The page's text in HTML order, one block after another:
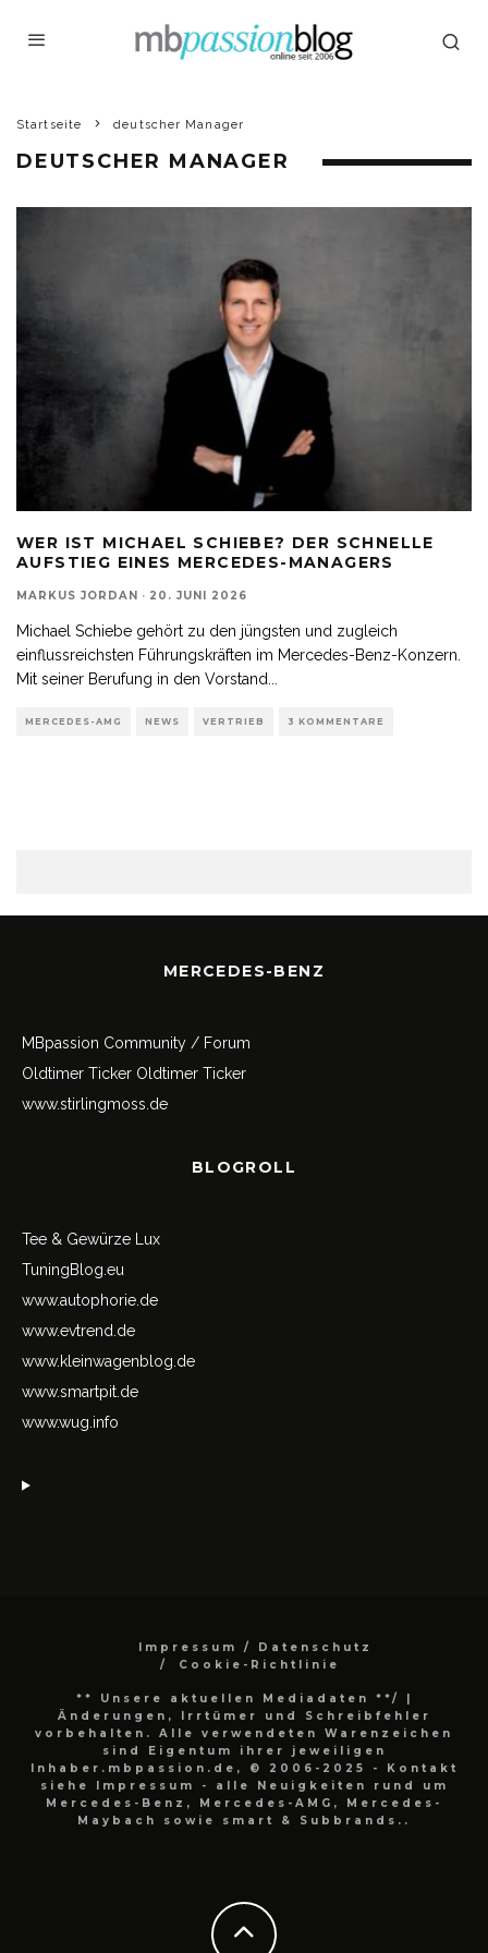
Startseite deutscher Manager
DEUTSCHER MANAGER
WER IST MICHAEL SCHIEBE? DER SCHNELLE
AUFSTIEG EINES MERCEDES-MANAGERS
MARKUS JORDAN · 20. JUNI 2026
Michael Schiebe gehört zu den jüngsten und zugleich
einflussreichsten Führungskräften im Mercedes-Benz-Konzern.
Mit seiner Berufung in den Vorstand
MERCEDES-AMG NEWS VERTRIEB 3 KOMMENTARE
MERCEDES-BENZ
MBpassion Community / Forum
Oldtimer Ticker Oldtimer Ticker
www.stirlingmoss.de
BLOGROLL
Tee & Gewürze Lux
TuningBlog.eu
www.autophorie.de
www.evtrend.de
www.kleinwagenblog.de
www.smartpit.de
www.wug.info
Impressum / Datenschutz
Cookie-Richtlinie
** Unsere aktuellen Mediadaten **/
|
Änderungen, Irrtümer und Schreibfehler
vorbehalten. Alle verwendeten Warenzeichen
sind Eigentum ihrer jeweiligen
Inhaber.mbpassion.de, © 2006-2025 - Kontakt
siehe Impressum - alle Neuigkeiten rund um
Mercedes-Benz, Mercedes-AMG, Mercedes-
Maybach sowie smart & Subbrands..